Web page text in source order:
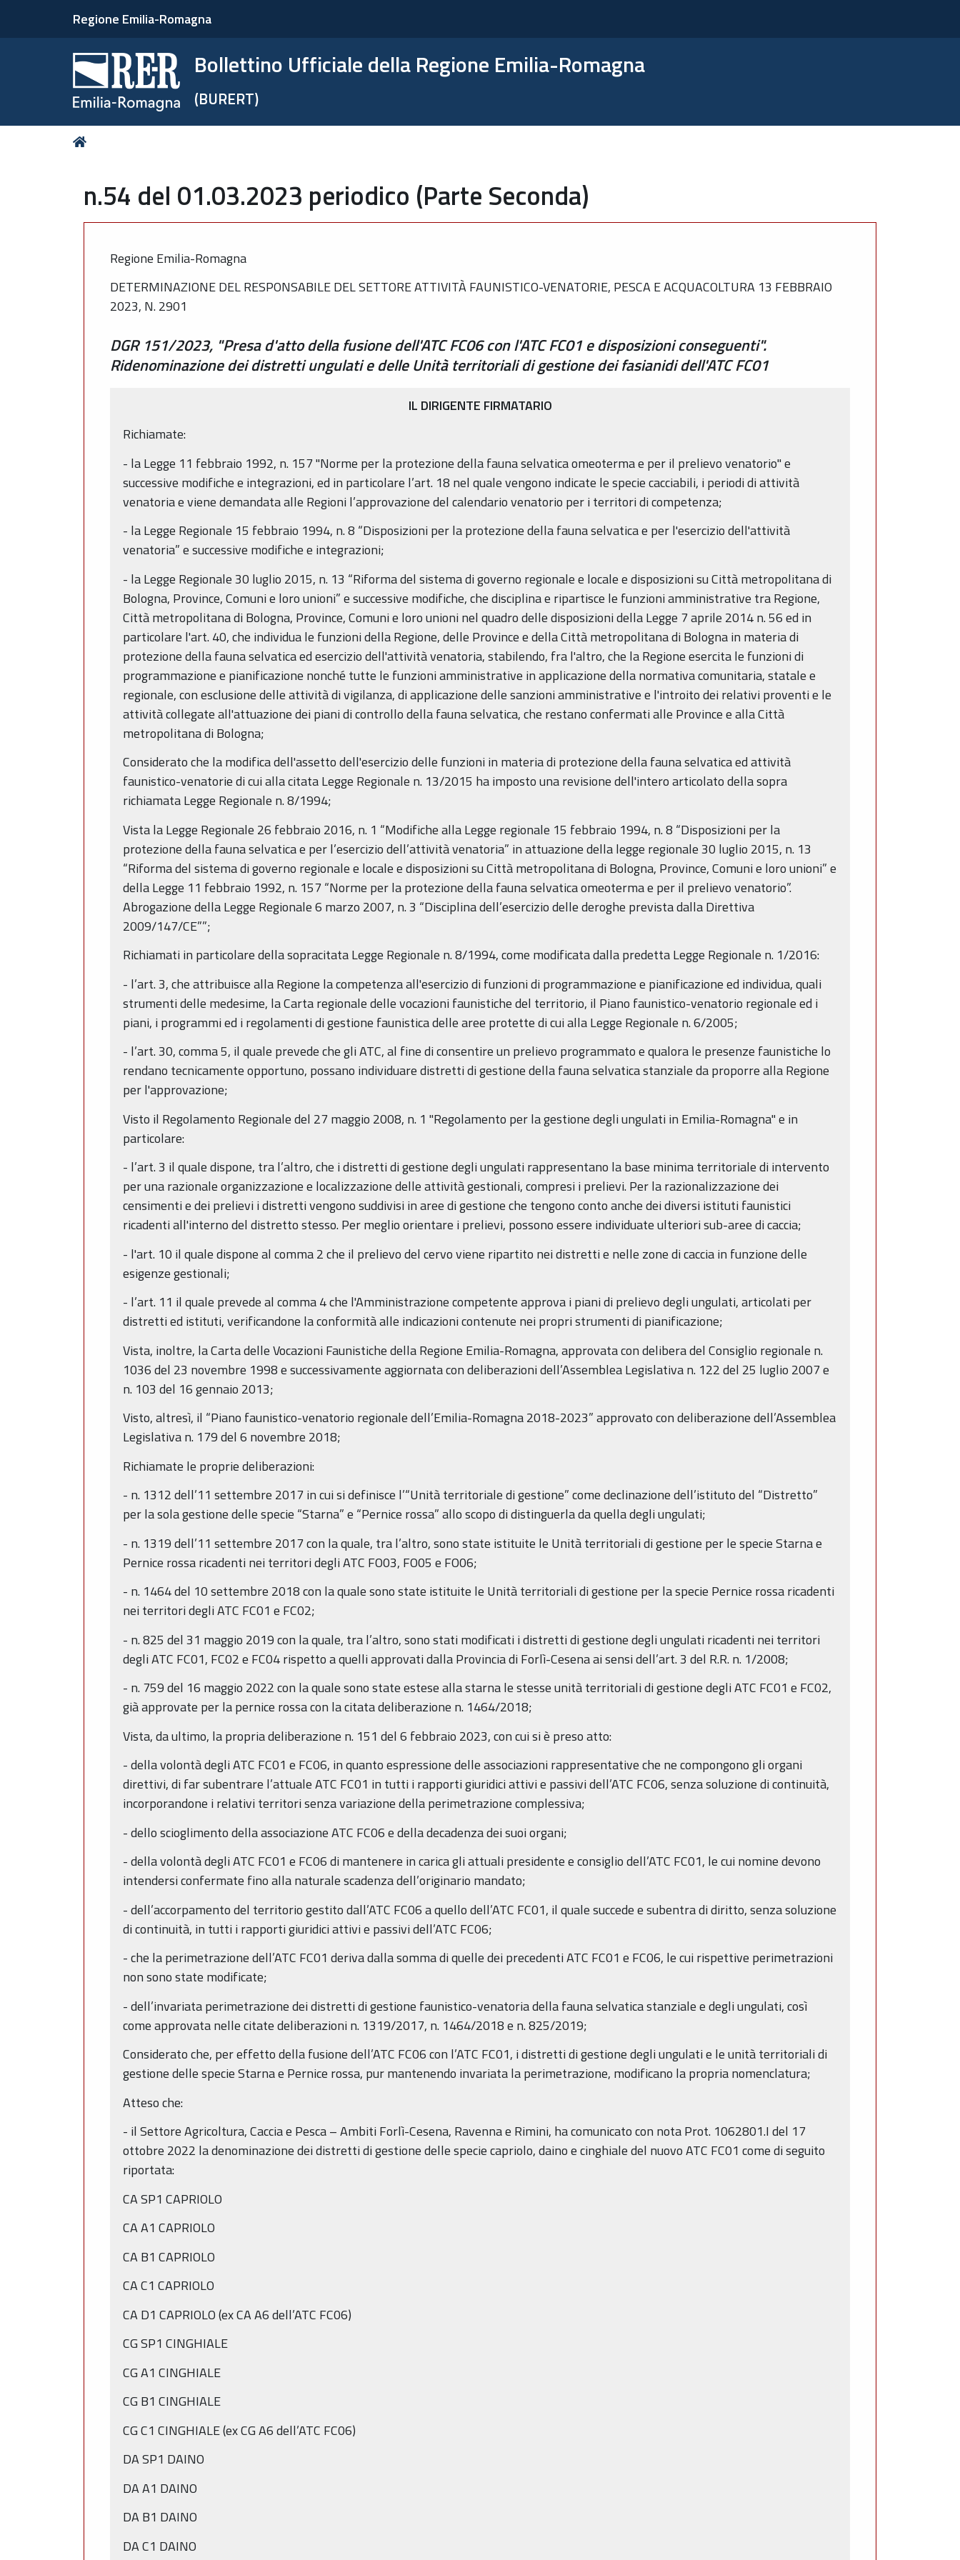
Regione Emilia-Romagna
Bollettino Ufficiale della Regione Emilia-Romagna
(BURERT)
Tu
n.54 del 01.03.2023 periodico (Parte Seconda)
Regione Emilia-Romagna
DETERMINAZIONE DEL RESPONSABILE DEL SETTORE ATTIVITÀ FAUNISTICO-VENATORIE, PESCA E ACQUACOLTURA 13 FEBBRAIO
2023, N. 2901
DGR 151/2023, "Presa d'atto della fusione dell'ATC FC06 con l'ATC FC01 e disposizioni conseguenti".
Ridenominazione dei distretti ungulati e delle Unità territoriali di gestione dei fasianidi dell'ATC FC01
IL DIRIGENTE FIRMATARIO
Richiamate:
- la Legge 11 febbraio 1992, n. 157 "Norme per la protezione della fauna selvatica omeoterma e per il prelievo venatorio" e
successive modifiche e integrazioni, ed in particolare l’art. 18 nel quale vengono indicate le specie cacciabili, i periodi di attività
venatoria e viene demandata alle Regioni l’approvazione del calendario venatorio per i territori di competenza;
- la Legge Regionale 15 febbraio 1994, n. 8 “Disposizioni per la protezione della fauna selvatica e per l'esercizio dell'attività
venatoria” e successive modifiche e integrazioni;
- la Legge Regionale 30 luglio 2015, n. 13 “Riforma del sistema di governo regionale e locale e disposizioni su Città metropolitana di
Bologna, Province, Comuni e loro unioni” e successive modifiche, che disciplina e ripartisce le funzioni amministrative tra Regione,
Città metropolitana di Bologna, Province, Comuni e loro unioni nel quadro delle disposizioni della Legge 7 aprile 2014 n. 56 ed in
particolare l'art. 40, che individua le funzioni della Regione, delle Province e della Città metropolitana di Bologna in materia di
protezione della fauna selvatica ed esercizio dell'attività venatoria, stabilendo, fra l'altro, che la Regione esercita le funzioni di
programmazione e pianificazione nonché tutte le funzioni amministrative in applicazione della normativa comunitaria, statale e
regionale, con esclusione delle attività di vigilanza, di applicazione delle sanzioni amministrative e l'introito dei relativi proventi e le
attività collegate all'attuazione dei piani di controllo della fauna selvatica, che restano confermati alle Province e alla Città
metropolitana di Bologna;
Considerato che la modifica dell'assetto dell'esercizio delle funzioni in materia di protezione della fauna selvatica ed attività
faunistico-venatorie di cui alla citata Legge Regionale n. 13/2015 ha imposto una revisione dell'intero articolato della sopra
richiamata Legge Regionale n. 8/1994;
Vista la Legge Regionale 26 febbraio 2016, n. 1 “Modifiche alla Legge regionale 15 febbraio 1994, n. 8 “Disposizioni per la
protezione della fauna selvatica e per l’esercizio dell’attività venatoria” in attuazione della legge regionale 30 luglio 2015, n. 13
“Riforma del sistema di governo regionale e locale e disposizioni su Città metropolitana di Bologna, Province, Comuni e loro unioni” e
della Legge 11 febbraio 1992, n. 157 “Norme per la protezione della fauna selvatica omeoterma e per il prelievo venatorio”.
Abrogazione della Legge Regionale 6 marzo 2007, n. 3 “Disciplina dell’esercizio delle deroghe prevista dalla Direttiva
2009/147/CE””;
Richiamati in particolare della sopracitata Legge Regionale n. 8/1994, come modificata dalla predetta Legge Regionale n. 1/2016:
- l’art. 3, che attribuisce alla Regione la competenza all'esercizio di funzioni di programmazione e pianificazione ed individua, quali
strumenti delle medesime, la Carta regionale delle vocazioni faunistiche del territorio, il Piano faunistico-venatorio regionale ed i
piani, i programmi ed i regolamenti di gestione faunistica delle aree protette di cui alla Legge Regionale n. 6/2005;
- l’art. 30, comma 5, il quale prevede che gli ATC, al fine di consentire un prelievo programmato e qualora le presenze faunistiche lo
rendano tecnicamente opportuno, possano individuare distretti di gestione della fauna selvatica stanziale da proporre alla Regione
per l'approvazione;
Visto il Regolamento Regionale del 27 maggio 2008, n. 1 "Regolamento per la gestione degli ungulati in Emilia-Romagna" e in
particolare:
- l’art. 3 il quale dispone, tra l’altro, che i distretti di gestione degli ungulati rappresentano la base minima territoriale di intervento
per una razionale organizzazione e localizzazione delle attività gestionali, compresi i prelievi. Per la razionalizzazione dei
censimenti e dei prelievi i distretti vengono suddivisi in aree di gestione che tengono conto anche dei diversi istituti faunistici
ricadenti all'interno del distretto stesso. Per meglio orientare i prelievi, possono essere individuate ulteriori sub-aree di caccia;
- l'art. 10 il quale dispone al comma 2 che il prelievo del cervo viene ripartito nei distretti e nelle zone di caccia in funzione delle
esigenze gestionali;
- l’art. 11 il quale prevede al comma 4 che l'Amministrazione competente approva i piani di prelievo degli ungulati, articolati per
distretti ed istituti, verificandone la conformità alle indicazioni contenute nei propri strumenti di pianificazione;
Vista, inoltre, la Carta delle Vocazioni Faunistiche della Regione Emilia-Romagna, approvata con delibera del Consiglio regionale n.
1036 del 23 novembre 1998 e successivamente aggiornata con deliberazioni dell’Assemblea Legislativa n. 122 del 25 luglio 2007 e
n. 103 del 16 gennaio 2013;
Visto, altresì, il “Piano faunistico-venatorio regionale dell’Emilia-Romagna 2018-2023” approvato con deliberazione dell’Assemblea
Legislativa n. 179 del 6 novembre 2018;
Richiamate le proprie deliberazioni:
- n. 1312 dell’11 settembre 2017 in cui si definisce l’“Unità territoriale di gestione” come declinazione dell’istituto del “Distretto”
per la sola gestione delle specie “Starna” e “Pernice rossa” allo scopo di distinguerla da quella degli ungulati;
- n. 1319 dell’11 settembre 2017 con la quale, tra l’altro, sono state istituite le Unità territoriali di gestione per le specie Starna e
Pernice rossa ricadenti nei territori degli ATC FO03, FO05 e FO06;
- n. 1464 del 10 settembre 2018 con la quale sono state istituite le Unità territoriali di gestione per la specie Pernice rossa ricadenti
nei territori degli ATC FC01 e FC02;
- n. 825 del 31 maggio 2019 con la quale, tra l’altro, sono stati modificati i distretti di gestione degli ungulati ricadenti nei territori
degli ATC FC01, FC02 e FC04 rispetto a quelli approvati dalla Provincia di Forlì-Cesena ai sensi dell’art. 3 del R.R. n. 1/2008;
- n. 759 del 16 maggio 2022 con la quale sono state estese alla starna le stesse unità territoriali di gestione degli ATC FC01 e FC02,
già approvate per la pernice rossa con la citata deliberazione n. 1464/2018;
Vista, da ultimo, la propria deliberazione n. 151 del 6 febbraio 2023, con cui si è preso atto:
- della volontà degli ATC FC01 e FC06, in quanto espressione delle associazioni rappresentative che ne compongono gli organi
direttivi, di far subentrare l’attuale ATC FC01 in tutti i rapporti giuridici attivi e passivi dell’ATC FC06, senza soluzione di continuità,
incorporandone i relativi territori senza variazione della perimetrazione complessiva;
- dello scioglimento della associazione ATC FC06 e della decadenza dei suoi organi;
- della volontà degli ATC FC01 e FC06 di mantenere in carica gli attuali presidente e consiglio dell’ATC FC01, le cui nomine devono
intendersi confermate fino alla naturale scadenza dell’originario mandato;
- dell’accorpamento del territorio gestito dall’ATC FC06 a quello dell’ATC FC01, il quale succede e subentra di diritto, senza soluzione
di continuità, in tutti i rapporti giuridici attivi e passivi dell’ATC FC06;
- che la perimetrazione dell’ATC FC01 deriva dalla somma di quelle dei precedenti ATC FC01 e FC06, le cui rispettive perimetrazioni
non sono state modificate;
- dell’invariata perimetrazione dei distretti di gestione faunistico-venatoria della fauna selvatica stanziale e degli ungulati, così
come approvata nelle citate deliberazioni n. 1319/2017, n. 1464/2018 e n. 825/2019;
Considerato che, per effetto della fusione dell’ATC FC06 con l’ATC FC01, i distretti di gestione degli ungulati e le unità territoriali di
gestione delle specie Starna e Pernice rossa, pur mantenendo invariata la perimetrazione, modificano la propria nomenclatura;
Atteso che:
- il Settore Agricoltura, Caccia e Pesca – Ambiti Forlì-Cesena, Ravenna e Rimini, ha comunicato con nota Prot. 1062801.I del 17
ottobre 2022 la denominazione dei distretti di gestione delle specie capriolo, daino e cinghiale del nuovo ATC FC01 come di seguito
riportata:
CA SP1 CAPRIOLO
CA A1 CAPRIOLO
CA B1 CAPRIOLO
CA C1 CAPRIOLO
CA D1 CAPRIOLO (ex CA A6 dell’ATC FC06)
CG SP1 CINGHIALE
CG A1 CINGHIALE
CG B1 CINGHIALE
CG C1 CINGHIALE (ex CG A6 dell’ATC FC06)
DA SP1 DAINO
DA A1 DAINO
DA B1 DAINO
DA C1 DAINO